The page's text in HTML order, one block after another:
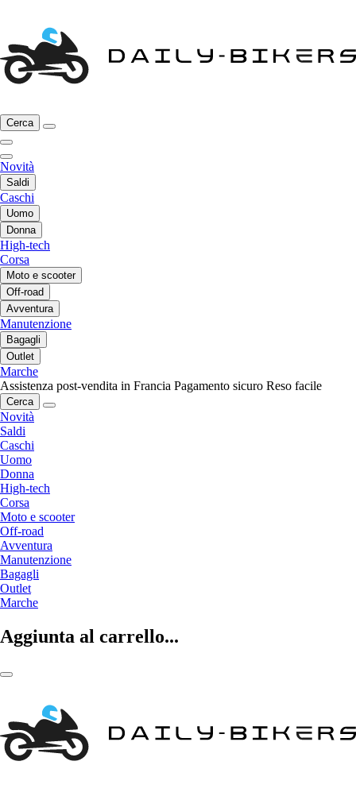
Cerca
Novità
Saldi
Caschi
Uomo
Donna
High-tech
Corsa
Moto e scooter
Off-road
Avventura
Manutenzione
Bagagli
Outlet
Marche
Assistenza post-vendita in Francia Pagamento sicuro Reso facile
Cerca
Novità
Saldi
Caschi
Uomo
Donna
High-tech
Corsa
Moto e scooter
Off-road
Avventura
Manutenzione
Bagagli
Outlet
Marche
Aggiunta al carrello...